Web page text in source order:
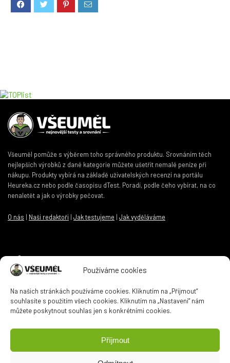
Používáme cookies
Na našich stránkách používáme cookies. Kliknutím na „Přijmout“
souhlasíte s použitím všech cookies. Kliknutím na „Nastavení“ nám
můžete poskytnout souhlas jen s konkrétními cookies.
Příjmout
Všeuměl pomůže s výběrem toho správného produktu. Srovnáním těch
nejlepších výrobků z dané kategorie můžete ušetřit nemalé peníze při
nákupu. Produkty vybírá na základě uživatelských recenzí na portálu
Heureka.cz nebo podle časopisu dTest. Poradí, podle čeho vybírat, na co
nenaletět a jak o výrobky pečovat.
O nás | Naši redaktoři | Jak testujeme | Jak vyděláváme
Informace